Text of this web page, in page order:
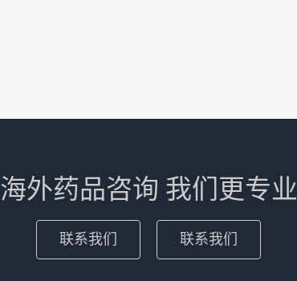
海外药品咨询 我们更专业
联系我们 联系我们